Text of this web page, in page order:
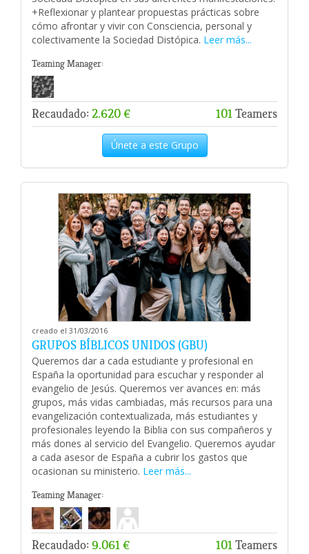
+Reflexionar y plantear propuestas prácticas sobre
cómo afrontar y vivir con Consciencia, personal y
colectivamente la Sociedad Distópica. Leer más...
Teaming Manager:
Recaudado: 2.620 € 101Teamers
Únete a este Grupo
creado el 31/03/2016
GRUPOS BÍBLICOS UNIDOS (GBU)
Queremos dar a cada estudiante y profesional en
España la oportunidad para escuchar y responder al
evangelio de Jesús. Queremos ver avances en: más
grupos, más vidas cambiadas, más recursos para una
evangelización contextualizada, más estudiantes y
profesionales leyendo la Biblia con sus compañeros y
más dones al servicio del Evangelio. Queremos ayudar
a cada asesor de España a cubrir los gastos que
ocasionan su ministerio. Leer más...
Teaming Manager:
Recaudado: 9.061 € 101Teamers